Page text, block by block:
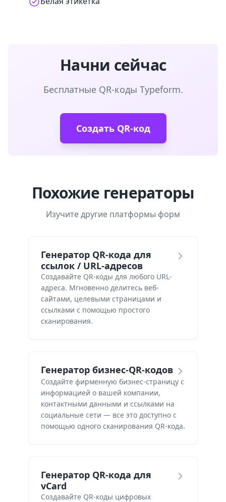
Начни сейчас
Бесплатные QR-коды Typeform.
Создать QR-код
Похожие генераторы
Изучите другие платформы форм
Генератор QR-кода для
ссылок / URL-адресов
Создавайте QR-коды для любого URL-
адреса. Мгновенно делитесь веб-
сайтами, целевыми страницами и
ссылками с помощью простого
сканирования.
Генератор бизнес-QR-кодов
Создайте фирменную бизнес-страницу с
информацией о вашей компании,
контактными данными и ссылками на
социальные сети — все это доступно с
помощью одного сканирования QR-кода.
Генератор QR-кода для
vCard
Создавайте QR-коды цифровых